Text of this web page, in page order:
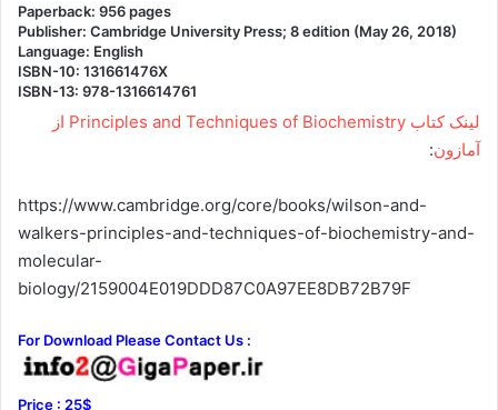
Paperback: 956 pages
Publisher: Cambridge University Press; 8 edition (May 26, 2018)
Language: English
ISBN-10: 131661476X
ISBN-13: 978-1316614761
لینک کتاب Principles and Techniques of Biochemistry از
آمازون:
https://www.cambridge.org/core/books/wilson-and-
walkers-principles-and-techniques-of-biochemistry-and-
molecular-
biology/2159004E019DDD87C0A97EE8DB72B79F
For Download Please Contact Us :
Price : 25$